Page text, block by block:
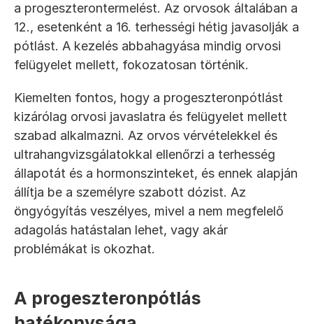
a progeszterontermelést. Az orvosok általában a
12., esetenként a 16. terhességi hétig javasolják a
pótlást. A kezelés abbahagyása mindig orvosi
felügyelet mellett, fokozatosan történik.
Kiemelten fontos, hogy a progeszteronpótlást
kizárólag orvosi javaslatra és felügyelet mellett
szabad alkalmazni. Az orvos vérvételekkel és
ultrahangvizsgálatokkal ellenőrzi a terhesség
állapotát és a hormonszinteket, és ennek alapján
állítja be a személyre szabott dózist. Az
öngyógyítás veszélyes, mivel a nem megfelelő
adagolás hatástalan lehet, vagy akár
problémákat is okozhat.
A progeszteronpótlás